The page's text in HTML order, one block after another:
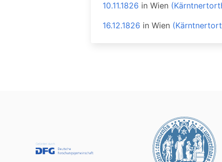
10.11.1826 inWien
16.12.1826 inWien